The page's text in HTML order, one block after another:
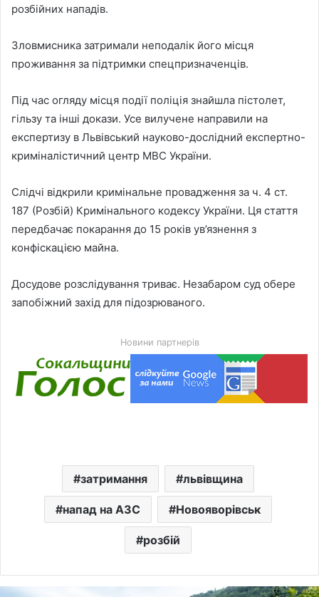
розбійних нападів.
Зловмисника затримали неподалік його місця
проживання за підтримки спецпризначенців.
Під час огляду місця події поліція знайшла пістолет,
гільзу та інші докази. Усе вилучене направили на
експертизу в Львівський науково-дослідний експертно-
криміналістичний центр МВС України.
Слідчі відкрили кримінальне провадження за ч. 4 ст.
187 (Розбій) Кримінального кодексу України. Ця стаття
передбачає покарання до 15 років ув’язнення з
конфіскацією майна.
Досудове розслідування триває. Незабаром суд обере
запобіжний захід для підозрюваного.
Новини партнерів
затримання львівщина
напад на АЗС Новояворівськ
розбій